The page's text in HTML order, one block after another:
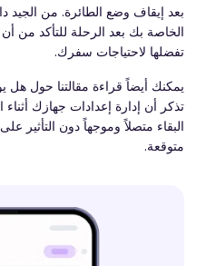
بعد إيقاف وضع الطائرة. من الجيد
الخاصة بك بعد الرحلة للتأكد من
تفضلها لاحتياجات سفرك.
يمكنك أيضاً قراءة مقالتنا حول
تذكر أن إدارة إعدادات جهازك
البقاء متصلاً وموجهاً دون التأثير
متوقعة.